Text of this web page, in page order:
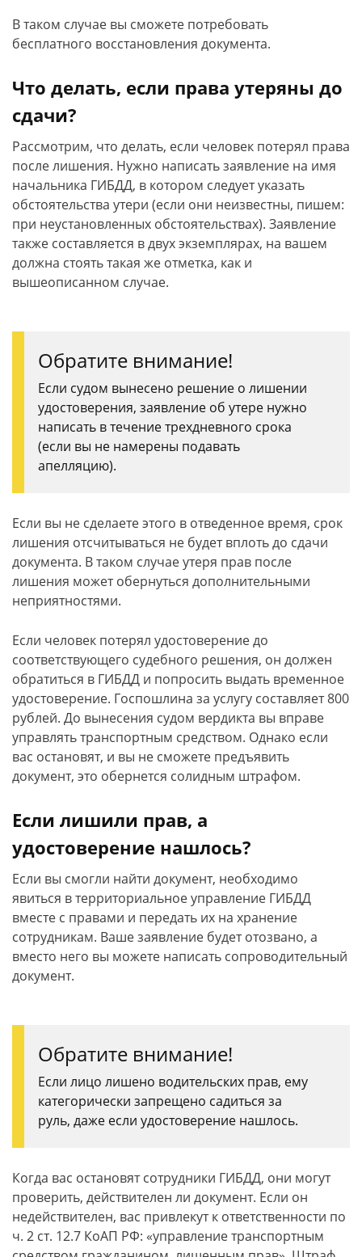
В таком случае вы сможете потребовать
бесплатного восстановления документа.
Что делать, если права утеряны до
сдачи?
Рассмотрим, что делать, если человек потерял права
после лишения. Нужно написать заявление на имя
начальника ГИБДД, в котором следует указать
обстоятельства утери (если они неизвестны, пишем:
при неустановленных обстоятельствах). Заявление
также составляется в двух экземплярах, на вашем
должна стоять такая же отметка, как и
вышеописанном случае.
Обратите внимание!
Если судом вынесено решение о лишении
удостоверения, заявление об утере нужно
написать в течение трехдневного срока
(если вы не намерены подавать
апелляцию).
Если вы не сделаете этого в отведенное время, срок
лишения отсчитываться не будет вплоть до сдачи
документа. В таком случае утеря прав после
лишения может обернуться дополнительными
неприятностями.
Если человек потерял удостоверение до
соответствующего судебного решения, он должен
обратиться в ГИБДД и попросить выдать временное
удостоверение. Госпошлина за услугу составляет 800
рублей. До вынесения судом вердикта вы вправе
управлять транспортным средством. Однако если
вас остановят, и вы не сможете предъявить
документ, это обернется солидным штрафом.
Если лишили прав, а
удостоверение нашлось?
Если вы смогли найти документ, необходимо
явиться в территориальное управление ГИБДД
вместе с правами и передать их на хранение
сотрудникам. Ваше заявление будет отозвано, а
вместо него вы можете написать сопроводительный
документ.
Обратите внимание!
Если лицо лишено водительских прав, ему
категорически запрещено садиться за
руль, даже если удостоверение нашлось.
Когда вас остановят сотрудники ГИБДД, они могут
проверить, действителен ли документ. Если он
недействителен, вас привлекут к ответственности по
ч. 2 ст. 12.7 КоАП РФ: «управление транспортным